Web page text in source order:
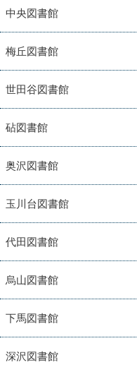
中央図書館
梅丘図書館
世田谷図書館
砧図書館
奥沢図書館
玉川台図書館
代田図書館
烏山図書館
下馬図書館
深沢図書館